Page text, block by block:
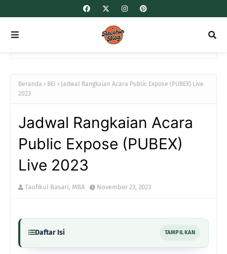
Beranda BEI
Jadwal Rangkaian Acara Public Expose (PUBEX) Live
2023
Jadwal Rangkaian Acara
Public Expose (PUBEX)
Live 2023
Taufikul Basari, MBA November 23, 2023
Daftar Isi TAMPILKAN